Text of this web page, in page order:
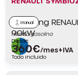
Manual
Híbrido gasolina
Desde:
360€/mes+IVA
Todo incluido